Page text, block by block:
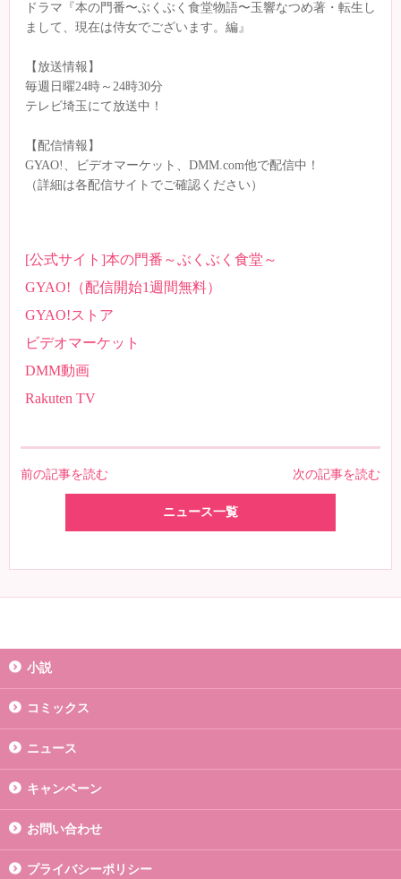
ドラマ『本の門番〜ぶくぶく食堂物語〜玉響なつめ著・転生し
まして、現在は侍女でございます。編』
【放送情報】
毎週日曜24時～24時30分
テレビ埼玉にて放送中！
【配信情報】
GYAO!、ビデオマーケット、DMM.com他で配信中！
（詳細は各配信サイトでご確認ください）
[公式サイト]本の門番～ぶくぶく食堂～
GYAO!（配信開始1週間無料）
GYAO!ストア
ビデオマーケット
DMM動画
Rakuten TV
次の記事を読む
前の記事を読む
ニュース一覧
小説
コミックス
ニュース
キャンペーン
お問い合わせ
プライバシーポリシー